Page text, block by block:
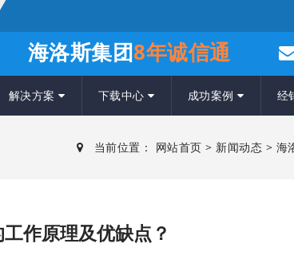
海洛斯集团8年诚信通
解决方案 下载中心 成功案例 经
当前位置： 网站首页 > 新闻动态 > 海
作原理及优缺点？